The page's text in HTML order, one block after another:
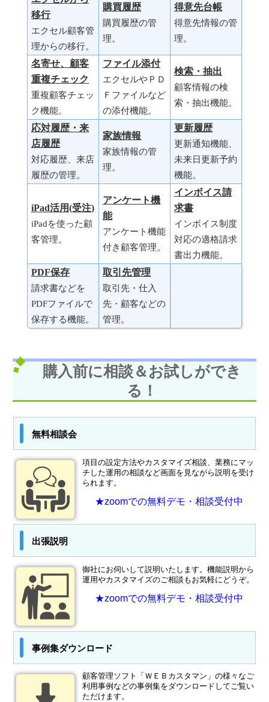
移行
エクセル顧客管
理からの移行。
購買履歴
購買履歴の管
理。
得意先台帳
得意先情報の管
理。
名寄せ、顧客
重複チェック
重複顧客チェッ
ク機能。
ファイル添付
エクセルやＰＤ
Ｆファイルなど
の添付機能。
検索・抽出
顧客情報の検
索・抽出機能。
応対履歴・来
店履歴
対応履歴、来店
履歴の管理。
家族情報
家族情報の管
理。
更新履歴
更新通知機能、
未来日更新予約
機能。
iPad活用(受注)
iPadを使った顧
客管理。
アンケート機
能
アンケート機能
付き顧客管理。
インボイス請
求書
インボイス制度
対応の適格請求
書出力機能。
PDF保存
請求書などを
PDFファイルで
保存する機能。
取引先管理
取引先・仕入
先・顧客などの
管理。
購入前に相談＆お試しができ
る！
無料相談会
項目の設定方法やカスタマイズ相談、業務にマッ
チした運用の相談など画面を見ながら説明を受け
られます。
★zoomでの無料デモ・相談受付中
出張説明
御社にお伺いして説明いたします。機能説明から
運用やカスタマイズのご相談もお気軽にどうぞ。
★zoomでの無料デモ・相談受付中
事例集ダウンロード
顧客管理ソフト「ＷＥＢカスタマン」の様々なご
利用事例などの事例集をダウンロードしてご覧い
ただけます。